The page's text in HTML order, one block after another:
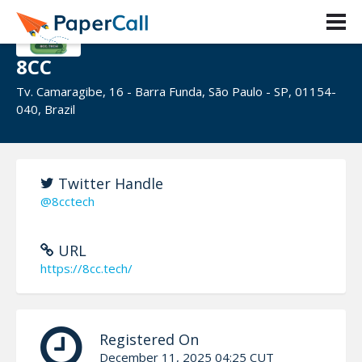
8CC
Tv. Camaragibe, 16 - Barra Funda, São Paulo - SP, 01154-
040, Brazil
Twitter Handle
@8cctech
URL
https://8cc.tech/
Registered On
December 11, 2025 04:25 CUT